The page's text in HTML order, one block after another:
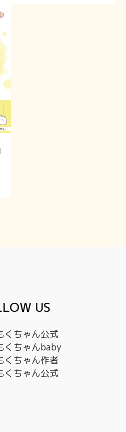
US
くちゃん公式
くちゃんbaby
くちゃん作者
くちゃん公式